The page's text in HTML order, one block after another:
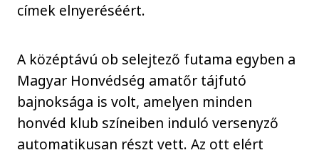
címek elnyeréséért.
A középtávú ob selejtező futama egyben a
Magyar Honvédség amatőr tájfutó
bajnoksága is volt, amelyen minden
honvéd klub színeiben induló versenyző
automatikusan részt vett. Az ott elért